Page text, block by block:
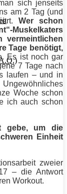
sich jenseits
am 2 Tag (und
Wer schon
Muskelkaters
vermeintlichen
Tage benötigt,
Es ist noch gar
7 Tage nach
laufen – und in
Woche schon
ich auch schon
gebe, um die
Einheit
zweier
– die Antwort
Workout.